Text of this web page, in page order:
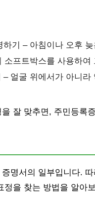
기 – 아침이나 오후
소프트박스를 사용하여
얼굴 위에서가 아니
잘 맞추면, 주민등록
명서의 일부입니다.
정을 찾는 방법을 알아